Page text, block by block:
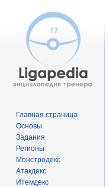
Главная страница
Основы
Задания
Регионы
Монстродекс
Атакдекс
Итемдекс